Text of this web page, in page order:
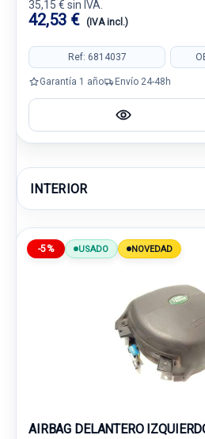
35,15 € sin IVA.
42,53 € (IVA incl.)
Ref: 6814037
Garantía 1 año Envío 24-48h
INTERIOR
-5% USADO NOVEDAD
AIRBAG DELANTERO